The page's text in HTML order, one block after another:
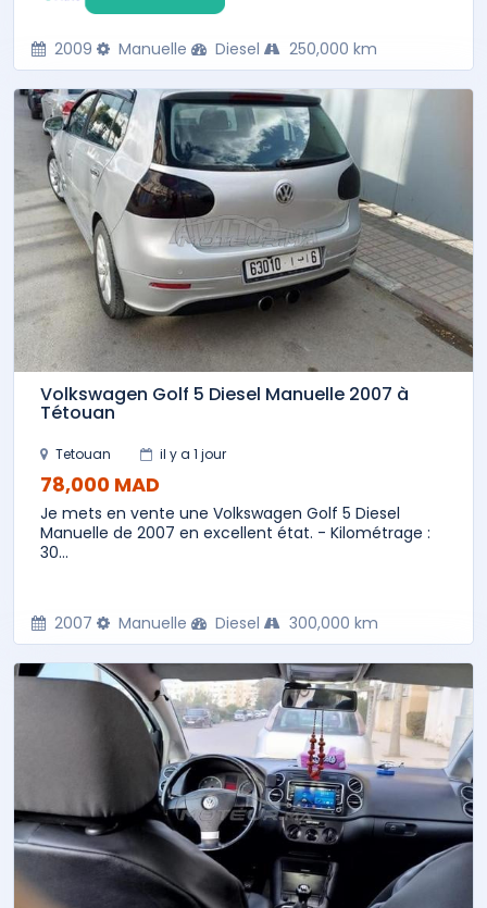
2009 Manuelle Diesel 250,000 km
Volkswagen Golf 5 Diesel Manuelle 2007 à
Tétouan
Tetouan il y a 1 jour
78,000 MAD
Je mets en vente une Volkswagen Golf 5 Diesel
Manuelle de 2007 en excellent état. - Kilométrage :
30...
2007 Manuelle Diesel 300,000 km